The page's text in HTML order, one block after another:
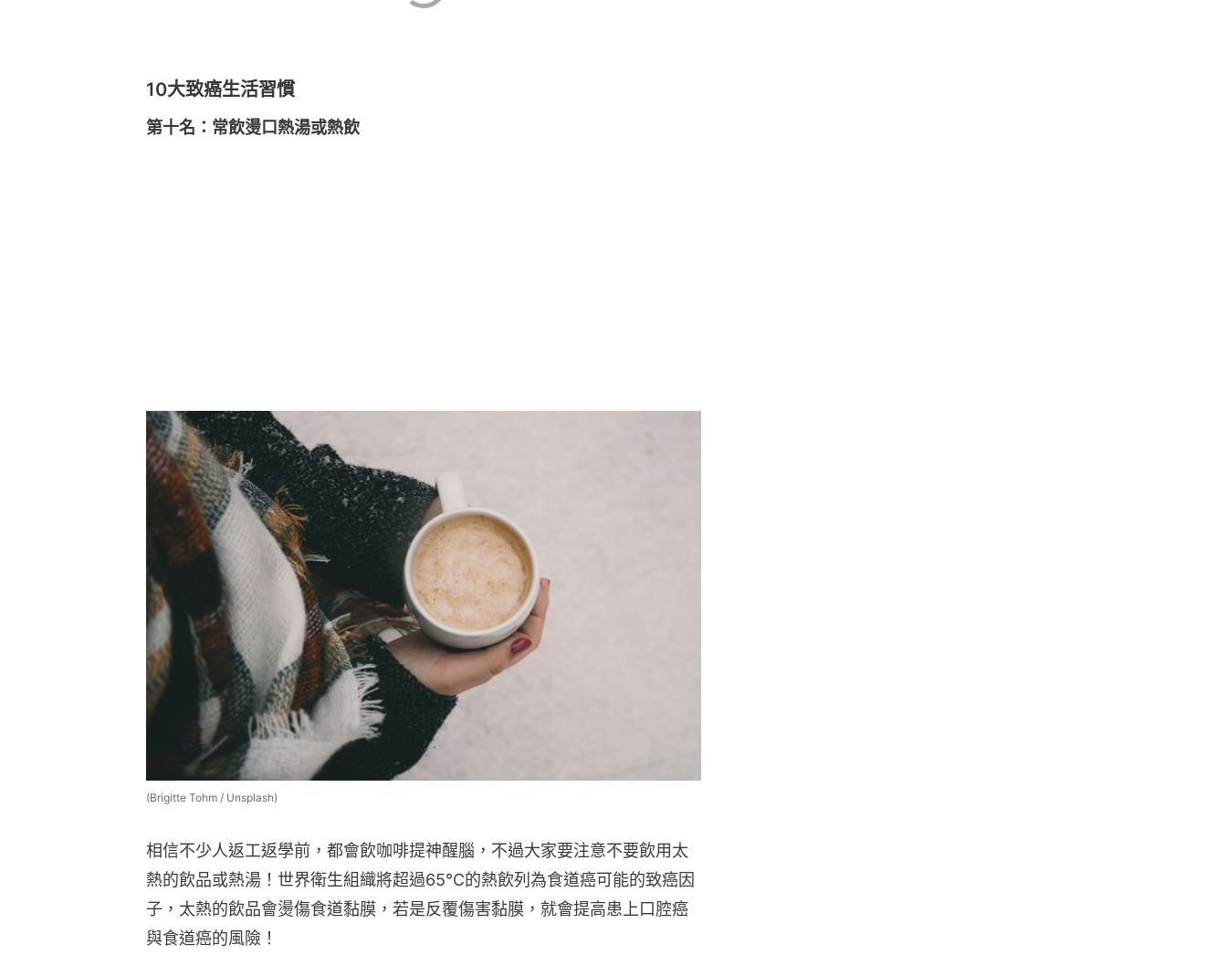
10大致癌生活習慣
第十名：常飲燙口熱湯或熱飲
(Brigitte Tohm / Unsplash)
相信不少人返工返學前，都會飲咖啡提神醒腦，不過大家要注意不要飲用太
熱的飲品或熱湯！世界衛生組織將超過65°C的熱飲列為食道癌可能的致癌因
子，太熱的飲品會燙傷食道黏膜，若是反覆傷害黏膜，就會提高患上口腔癌
與食道癌的風險！